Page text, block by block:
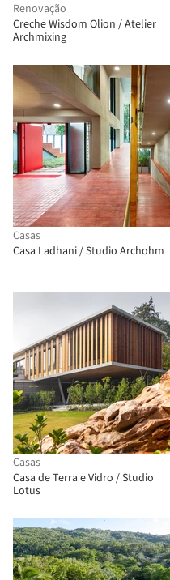
Renovação
Creche Wisdom Olion / Atelier
Archmixing
Casas
Casa Ladhani / Studio Archohm
Casas
Casa de Terra e Vidro / Studio
Lotus